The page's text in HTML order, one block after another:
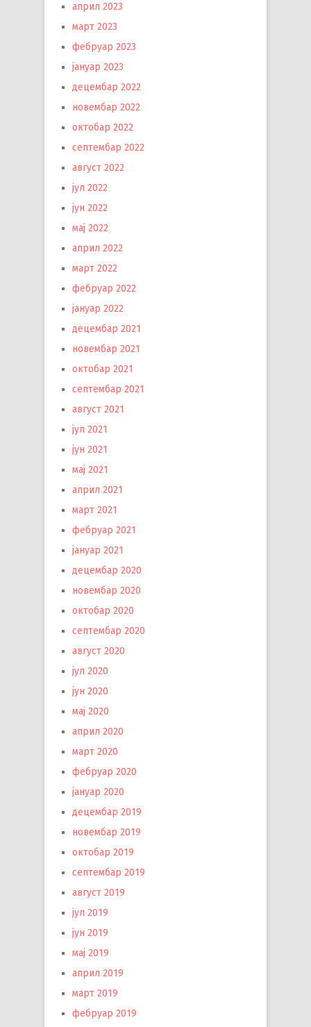
април 2023
март 2023
фебруар 2023
јануар 2023
децембар 2022
новембар 2022
октобар 2022
септембар 2022
август 2022
јул 2022
јун 2022
мај 2022
април 2022
март 2022
фебруар 2022
јануар 2022
децембар 2021
новембар 2021
октобар 2021
септембар 2021
август 2021
јул 2021
јун 2021
мај 2021
април 2021
март 2021
фебруар 2021
јануар 2021
децембар 2020
новембар 2020
октобар 2020
септембар 2020
август 2020
јул 2020
јун 2020
мај 2020
април 2020
март 2020
фебруар 2020
јануар 2020
децембар 2019
новембар 2019
октобар 2019
септембар 2019
август 2019
јул 2019
јун 2019
мај 2019
април 2019
март 2019
фебруар 2019